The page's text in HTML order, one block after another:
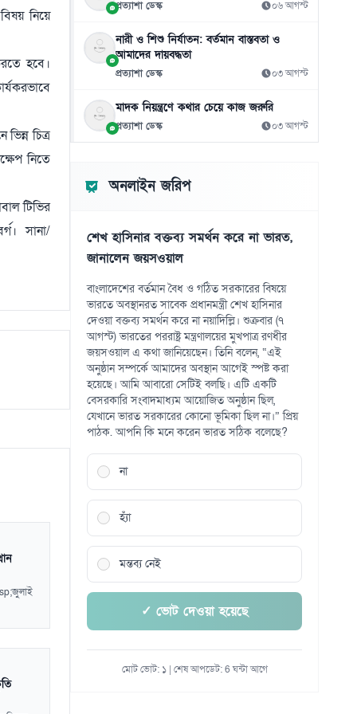
নিয়ে
হবে।
চিত্র
নিতে
টিভির
সানা/
শফিকুর রহমানের
১১ জুলাইয়ের ‘নীরব বিপ্লবীদের’ প্রতি নাহিদের কৃতজ্ঞতা
০৭ আগস্ট
১২
এআইয়ের প্রভাবে উন্নত দেশে চাকরি হারানোর
ঝুঁকি বেশি
০৭ আগস্ট
১৩
গুজরাটের কূপে রহস্যময় ঢেউ, নেই ভূমিকম্পের
শঙ্কা
৪১ বছরের ইতিহাসে প্রথমবার সৌদি তেল
আমদানি বন্ধ যুক্তরাষ্ট্রের
১৫ সৌদিতে ইরানপন্থিদের দ্বিমুখী হামলার আশঙ্কা
০৭ আগস্ট
প্রত্যাশা ডেস্ক ০৬ আগস্ট
নারী ও শিশু নির্যাতন: বর্তমান বাস্তবতা ও
আমাদের দায়বদ্ধতা
প্রত্যাশা ডেস্ক ০৩ আগস্ট
মাদক নিয়ন্ত্রণে কথার চেয়ে কাজ জরুরি
প্রত্যাশা ডেস্ক ০৩ আগস্ট
অনলাইন জরিপ
শেখ হাসিনার বক্তব্য সমর্থন করে না ভারত,
জানালেন জয়সওয়াল
বাংলাদেশের বর্তমান বৈধ ও গঠিত সরকারের বিষয়ে
ভারতে অবস্থানরত সাবেক প্রধানমন্ত্রী শেখ হাসিনার
দেওয়া বক্তব্য সমর্থন করে না নয়াদিল্লি। শুক্রবার (৭
আগস্ট) ভারতের পররাষ্ট্র মন্ত্রণালয়ের মুখপাত্র রণধীর
জয়সওয়াল এ কথা জানিয়েছেন। তিনি বলেন, “এই
অনুষ্ঠান সম্পর্কে আমাদের অবস্থান আগেই স্পষ্ট করা
হয়েছে। আমি আবারো সেটিই বলছি। এটি একটি
বেসরকারি সংবাদমাধ্যম আয়োজিত অনুষ্ঠান ছিল,
যেখানে ভারত সরকারের কোনো ভূমিকা ছিল না।” প্রিয়
পাঠক. আপনি কি মনে করেন ভারত সঠিক বলেছে?
না
হ্যাঁ
মন্তব্য নেই
✓ ভোট দেওয়া হয়েছে
মোট ভোট: ১ | শেষ আপডেট: 6 ঘন্টা আগে